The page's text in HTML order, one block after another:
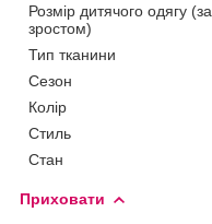
Розмір дитячого одягу (за
зростом)
Тип тканини
Сезон
Колір
Стиль
Стан
Приховати